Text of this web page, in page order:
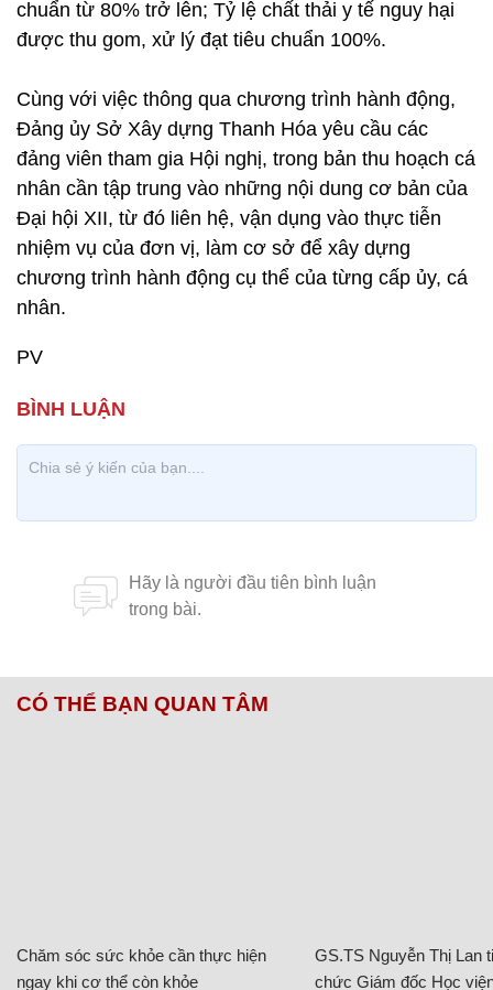
chuẩn từ 80% trở lên; Tỷ lệ chất thải y tế nguy hại
được thu gom, xử lý đạt tiêu chuẩn 100%.
Cùng với việc thông qua chương trình hành động,
Đảng ủy Sở Xây dựng Thanh Hóa yêu cầu các
đảng viên tham gia Hội nghị, trong bản thu hoạch cá
nhân cần tập trung vào những nội dung cơ bản của
Đại hội XII, từ đó liên hệ, vận dụng vào thực tiễn
nhiệm vụ của đơn vị, làm cơ sở để xây dựng
chương trình hành động cụ thể của từng cấp ủy, cá
nhân.
PV
CÓ THỂ BẠN QUAN TÂM
Chăm sóc sức khỏe cần thực hiện
ngay khi cơ thể còn khỏe
GS.TS Nguyễn Thị Lan
chức Giám đốc Học